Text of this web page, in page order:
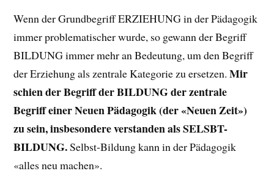
Wenn der Grundbegriff ERZIEHUNG in der Pädagogik
immer problematischer wurde, so gewann der Begriff
BILDUNG immer mehr an Bedeutung, um den Begriff
der Erziehung als zentrale Kategorie zu ersetzen.Mir
schien der Begriff der BILDUNG der zentrale
Begriff einer Neuen Pädagogik (der «Neuen Zeit»)
zu sein, insbesondere verstanden als SELSBT-
BILDUNG.Selbst-Bildung kann in der Pädagogik
«alles neu machen».